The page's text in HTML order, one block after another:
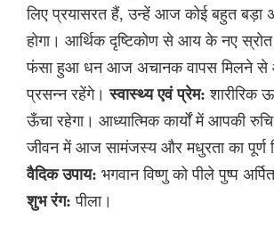
लिए प्रयासरत हैं, उन्हें आज कोई बहुत बड़ा
होगा। आर्थिक दृष्टिकोण से आय के नए
फंसा हुआ धन आज अचानक वापस मिलने से
प्रसन्न रहेंगे।स्वास्थ्य एवं प्रेम: शारीरिक
ऊँचा रहेगा। आध्यात्मिक कार्यों में आपकी
जीवन में आज सामंजस्य और मधुरता का पूर्ण
वैदिक उपाय: भगवान विष्णु को पीले पुष्प
शुभ रंग: पीला।